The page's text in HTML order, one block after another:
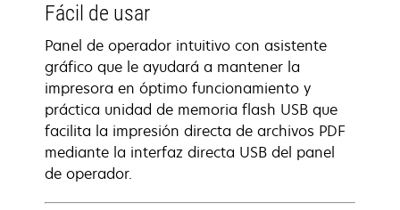
Fácil de usar
Panel de operador intuitivo con asistente
gráfico que le ayudará a mantener la
impresora en óptimo funcionamiento y
práctica unidad de memoria flash USB que
facilita la impresión directa de archivos PDF
mediante la interfaz directa USB del panel
de operador.